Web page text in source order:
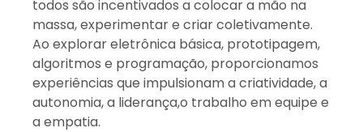
todos são incentivados a colocar a mão na
massa, experimentar e criar coletivamente.
Ao explorar eletrônica básica, prototipagem,
algoritmos e programação, proporcionamos
experiências que impulsionam a criatividade, a
autonomia, a liderança,o trabalho em equipe e
a empatia.